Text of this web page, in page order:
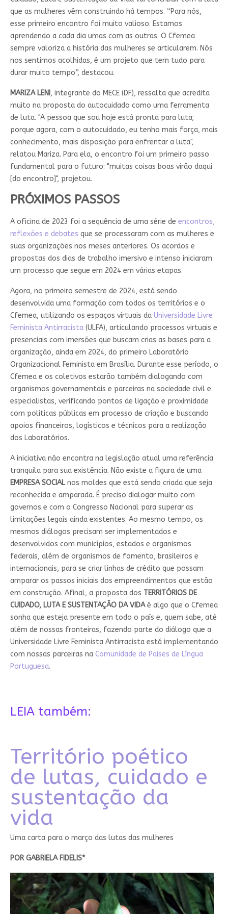
que as mulheres vêm construindo há tempos. “Para nós,
esse primeiro encontro foi muito valioso. Estamos
aprendendo a cada dia umas com as outras. O Cfemea
sempre valoriza a história das mulheres se articularem. Nós
nos sentimos acolhidas, é um projeto que tem tudo para
durar muito tempo”, destacou.
MARIZA LENI , integrante do MECE (DF), ressalta que acredita
muito na proposta do autocuidado como uma ferramenta
de luta. "A pessoa que sou hoje está pronta para luta;
porque agora, com o autocuidado, eu tenho mais força, mais
conhecimento, mais disposição para enfrentar a luta",
relatou Mariza. Para ela, o encontro foi um primeiro passo
fundamental para o futuro: "muitas coisas boas virão daqui
[do encontro]", projetou.
PRÓXIMOS PASSOS
A oficina de 2023 foi a sequência de uma série de encontros,
reflexões e debates que se processaram com as mulheres e
suas organizações nos meses anteriores. Os acordos e
propostas dos dias de trabalho imersivo e intenso iniciaram
um processo que segue em 2024 em várias etapas.
Agora, no primeiro semestre de 2024, está sendo
desenvolvida uma formação com todos os territórios e o
Cfemea, utilizando os espaços virtuais da Universidade Livre
Feminista Antirracista(ULFA), articulando processos virtuais e
presenciais com imersões que buscam crias as bases para a
organização, ainda em 2024, do primeiro Laboratório
Organizacional Feminista em Brasília. Durante esse período, o
Cfemea e os coletivos estarão também dialogando com
organismos governamentais e parceiras na sociedade civil e
especialistas, verificando pontos de ligação e proximidade
com políticas públicas em processo de criação e buscando
apoios financeiros, logísticos e técnicos para a realização
dos Laboratórios.
A iniciativa não encontra na legislação atual uma referência
tranquila para sua existência. Não existe a figura de uma
EMPRESA SOCIAL nos moldes que está sendo criada que seja
reconhecida e amparada. É preciso dialogar muito com
governos e com o Congresso Nacional para superar as
limitações legais ainda existentes. Ao mesmo tempo, os
mesmos diálogos precisam ser implementados e
desenvolvidos com municípios, estados e organismos
federais, além de organismos de fomento, brasileiros e
internacionais, para se criar linhas de crédito que possam
amparar os passos iniciais dos empreendimentos que estão
em construção. Afinal, a proposta dos TERRITÓRIOS DE
CUIDADO, LUTA E SUSTENTAÇÃO DA VIDAé algo que o Cfemea
sonha que esteja presente em todo o país e, quem sabe, até
além de nossas fronteiras, fazendo parte do diálogo que a
Universidade Livre Feminista Antirracista está implementando
com nossas parceiras na Comunidade de Países de Língua
Portuguesa.
LEIA também:
Território poético
de lutas, cuidado e
sustentação da
vida
Uma carta para o março das lutas das mulheres
POR GABRIELA FIDELIS*